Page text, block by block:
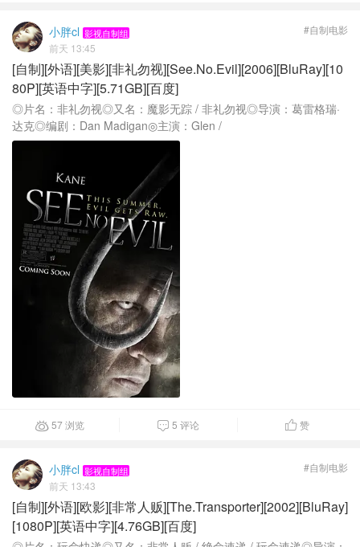
小胖cl 影视自制组
前天 13:45
#自制电影
[自制][外语][美影][非礼勿视][See.No.Evil][2006][BluRay][10
80P][英语中字][5.71GB][百度]
◎片名：非礼勿视◎又名：魔影无踪 / 非礼勿视◎导演：葛雷格瑞·
达克◎编剧：Dan Madigan◎主演：Glen /
57 浏览  5 评论 赞
小胖cl 影视自制组
前天 13:43
#自制电影
[自制][外语][欧影][非常人贩][The.Transporter][2002][BluRay]
[1080P][英语中字][4.76GB][百度]